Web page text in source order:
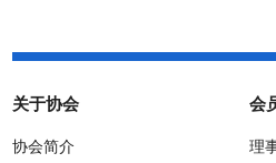
关于协会
协会简介
会
理